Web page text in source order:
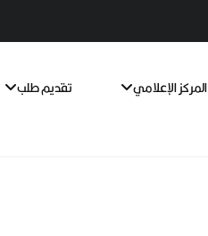
المركز الإعلامي تقديم طلب